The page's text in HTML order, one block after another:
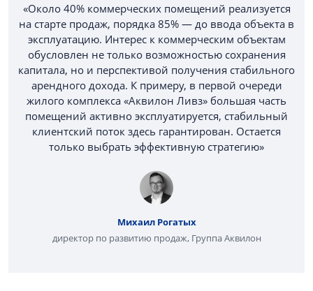
«Около 40% коммерческих помещений реализуется
на старте продаж, порядка 85% — до ввода объекта в
эксплуатацию. Интерес к коммерческим объектам
обусловлен не только возможностью сохранения
капитала, но и перспективой получения стабильного
арендного дохода. К примеру, в первой очереди
жилого комплекса «Аквилон Ливз» большая часть
помещений активно эксплуатируется, стабильный
клиентский поток здесь гарантирован. Остается
только выбрать эффективную стратегию»
Михаил Рогатых
директор по развитию продаж, Группа Аквилон